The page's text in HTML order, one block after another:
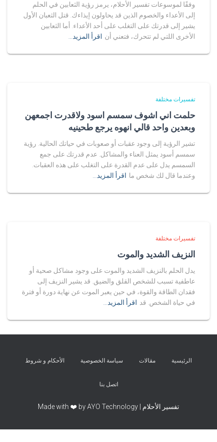
وفقًا لموسوعات تفسير الأحلام، يرمز رؤية الثعابين في الحلم
إلى الأعداء والخصوم الذين قد يحاولون إيذاءك. قتل الثعبان الأول
يشير إلى قدرتك على التغلب على أحد الأعداء. أما الثعابين
الأخرى اللتي لم تتحرك، فتعني أن اقرأ المزيد…
تفسيرات مختلفة
حلمت اني اشوف سمسم اسود ولاقدرت اجمعهن
وبعدين واحد قالي انهوه يرجع طحينيه
تشير الرؤية إلى وجود عقبات أو صعوبات في حياتك الحالية. رؤية
سمسم أسود يمثل العناء والمشاكل. عدم قدرتك على جمع
السمسم يدل على عدم القدرة على التغلب على هذه العقبات.
وعندما قال لك شخص ما اقرأ المزيد…
تفسيرات مختلفة
النزيف الشديد والموت
يدل الحلم بالنزيف الشديد والموت على وجود مشاكل صحية أو
عاطفية تسبب للشخص القلق والضيق. قد يشير النزيف إلى
فقدان الطاقة والقوة، في حين يعبر الموت عن نهاية دورة أو فترة
في حياة الشخص. قد اقرأ المزيد…
الرئيسية مقالات سياسة الخصوصية الأحكام و شروط
اتصل بنا
تفسير الأحلام | Made with ❤️ by AYO Technology